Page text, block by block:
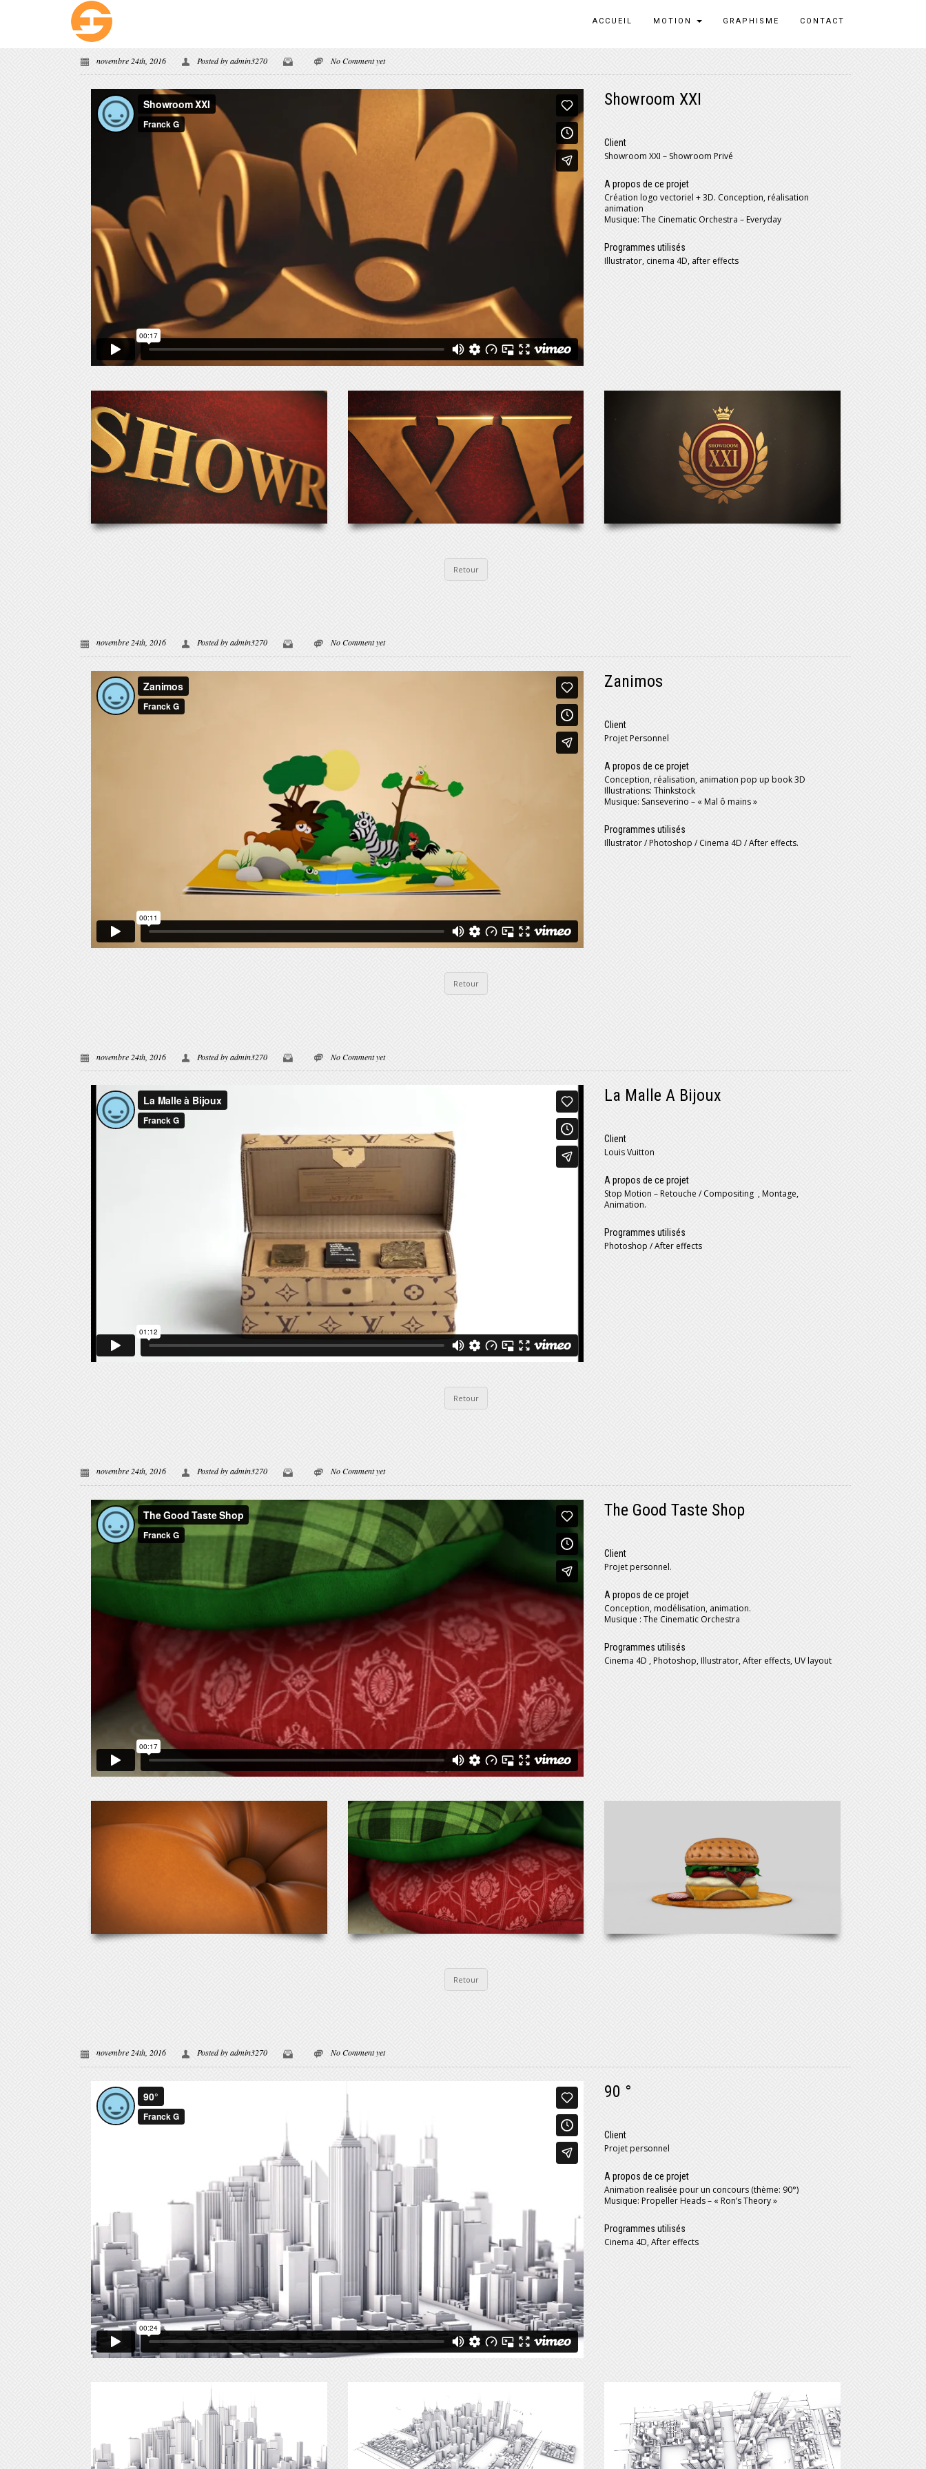
ACCUEIL MOTION GRAPHISME CONTACT
novembre 24th, 2016 Posted byadmin3270 No Comment yet
Showroom XXI
Client
Showroom XXI – Showroom Privé
A propos de ce projet
Création logo vectoriel + 3D. Conception, réalisation
animation
Musique: The Cinematic Orchestra – Everyday
Programmes utilisés
Illustrator, cinema 4D, after effects
Retour
novembre 24th, 2016 Posted byadmin3270 No Comment yet
Zanimos
Client
Projet Personnel
A propos de ce projet
Conception, réalisation, animation pop up book 3D
Illustrations: Thinkstock
Musique: Sanseverino – « Mal ô mains »
Programmes utilisés
Illustrator / Photoshop / Cinema 4D / After effects.
Retour
novembre 24th, 2016 Posted byadmin3270 No Comment yet
La Malle A Bijoux
Client
Louis Vuitton
A propos de ce projet
Stop Motion – Retouche / Compositing , Montage,
Animation.
Programmes utilisés
Photoshop / After effects
Retour
novembre 24th, 2016 Posted byadmin3270 No Comment yet
The Good Taste Shop
Client
Projet personnel.
A propos de ce projet
Conception, modélisation, animation.
Musique : The Cinematic Orchestra
Programmes utilisés
Cinema 4D , Photoshop, Illustrator, After effects, UV layout
Retour
novembre 24th, 2016 Posted byadmin3270 No Comment yet
90 °
Client
Projet personnel
A propos de ce projet
Animation realisée pour un concours (thème: 90°)
Musique: Propeller Heads – « Ron’s Theory »
Programmes utilisés
Cinema 4D, After effects